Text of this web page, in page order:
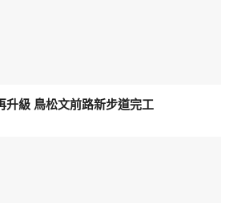
升級 鳥松文前路新步道完工